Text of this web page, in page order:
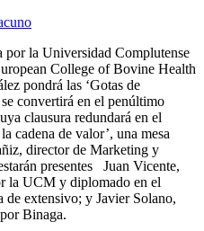
la Universidad Complutense
College of Bovine Health
pondrá las ‘Gotas de
convertirá en el penúltimo
clausura redundará en el
cadena de valor’, una mesa
director de Marketing y
presentes Juan Vicente,
la UCM y diplomado en el
extensivo; y Javier Solano,
Binaga.